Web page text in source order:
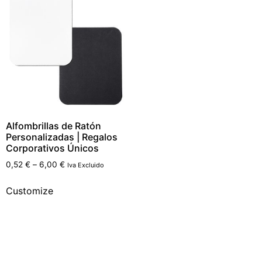
Alfombrillas de Ratón
Personalizadas | Regalos
Corporativos Únicos
0,52 € – 6,00 € Iva Excluido
Customize